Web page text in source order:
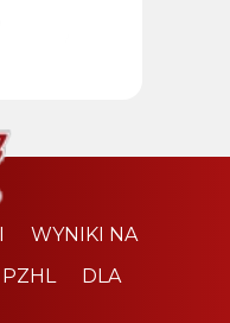
WYNIKI NA
PZHL
DLA